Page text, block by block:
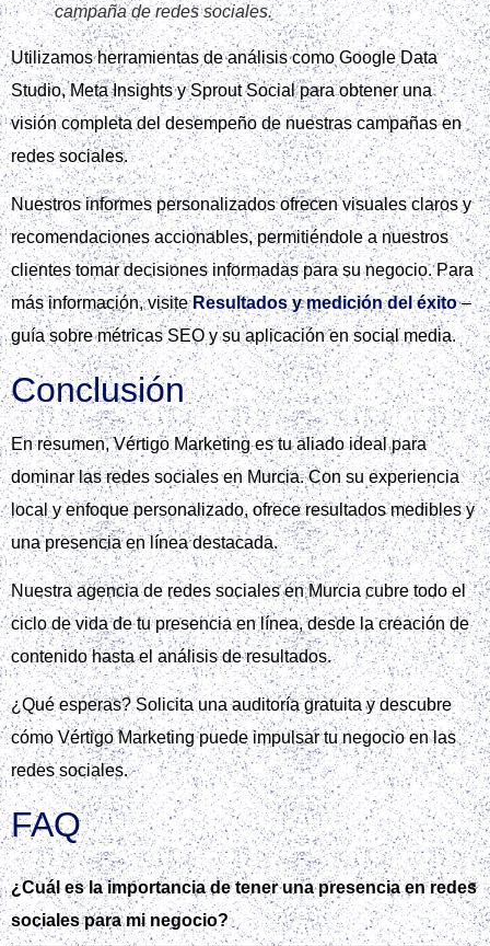
campaña de redes sociales.
Utilizamos herramientas de análisis como Google Data
Studio, Meta Insights y Sprout Social para obtener una
visión completa del desempeño de nuestras campañas en
redes sociales.
Nuestros informes personalizados ofrecen visuales claros y
recomendaciones accionables, permitiéndole a nuestros
clientes tomar decisiones informadas para su negocio. Para
más información, visiteResultados y medición del éxito–
guía sobre métricas SEO y su aplicación en social media.
Conclusión
En resumen, Vértigo Marketing es tu aliado ideal para
dominar las redes sociales en Murcia. Con su experiencia
local y enfoque personalizado, ofrece resultados medibles y
una presencia en línea destacada.
Nuestra agencia de redes sociales en Murcia cubre todo el
ciclo de vida de tu presencia en línea, desde la creación de
contenido hasta el análisis de resultados.
¿Qué esperas? Solicita una auditoría gratuita y descubre
cómo Vértigo Marketing puede impulsar tu negocio en las
redes sociales.
FAQ
¿Cuál es la importancia de tener una presencia en redes
sociales para mi negocio?